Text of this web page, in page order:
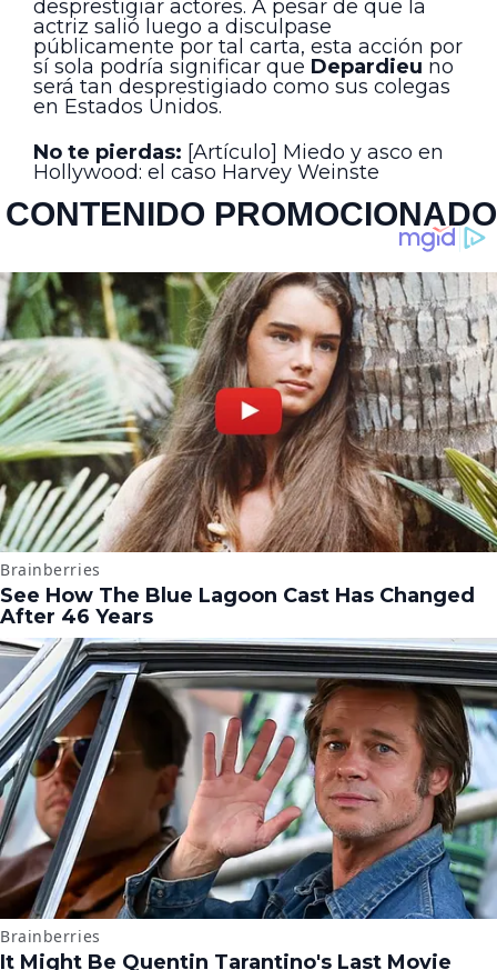
desprestigiar actores. A pesar de que la
actriz salió luego a disculpase
públicamente por tal carta, esta acción por
sí sola podría significar que Depardieu no
será tan desprestigiado como sus colegas
en Estados Unidos.
No te pierdas: [Artículo] Miedo y asco en
Hollywood: el caso Harvey Weinste